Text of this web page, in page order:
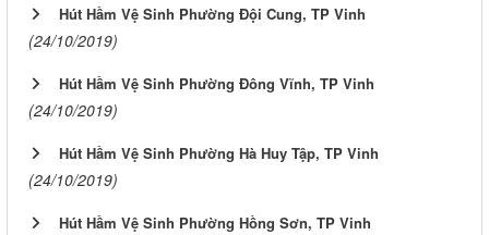
Hút Hầm Vệ Sinh Phường Đội Cung, TP Vinh
(24/10/2019)
Hút Hầm Vệ Sinh Phường Đông Vĩnh, TP Vinh
(24/10/2019)
Hút Hầm Vệ Sinh Phường Hà Huy Tập, TP Vinh
(24/10/2019)
Hút Hầm Vệ Sinh Phường Hồng Sơn, TP Vinh